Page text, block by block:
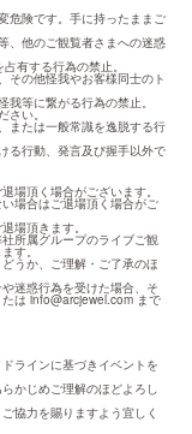
危険です。手に持ったままご
、他のご観覧者さまへの迷惑
有する行為の禁止。
その他怪我やお客様同士のト
等に繋がる行為の禁止。
い。
または一般常識を逸脱する行
る行動、発言及び握手以外で
場頂く場合がございます。
場合はご退場頂く場合がご
場頂きます。
所属グループのライブご観
す。
うか、ご理解・ご了承のほ
迷惑行為を受けた場合、そ
は info@arcjewel.com まで
ラインに基づきイベントを
かじめご理解のほどよろし
協力を賜りますよう宜しく